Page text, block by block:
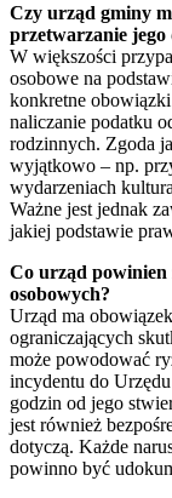
Czy urząd gminy
przetwarzanie jego
W większości
osobowe na
konkretne
naliczanie podatku
rodzinnych. Zgoda
wyjątkowo – np.
wydarzeniach
Ważne jest jednak
jakiej podstawie
Co urząd
osobowych?
Urząd ma
ograniczających
może powodować
incydentu do
godzin od jego
jest również
dotyczą. Każde
powinno być